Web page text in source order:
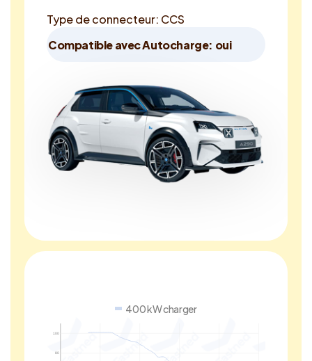
Type de connecteur: CCS
Compatible avec Autocharge: oui
400 kW charger
80
100